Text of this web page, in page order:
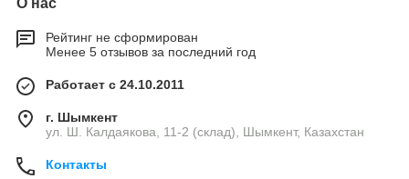
О нас
Рейтинг не сформирован
Менее 5 отзывов за последний год
Работает с 24.10.2011
г. Шымкент
ул. Ш. Калдаякова, 11-2 (склад), Шымкент, Казахстан
Контакты